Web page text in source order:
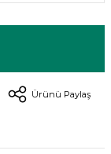
Ürünü Paylaş